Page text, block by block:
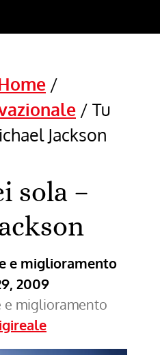
/
/ Tu
Jackson
sola –
e miglioramento
2009
e miglioramento